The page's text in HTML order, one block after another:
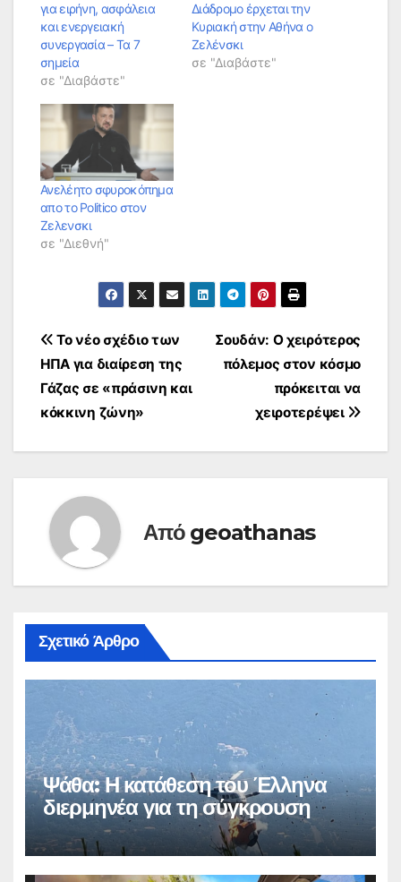
για ειρήνη, ασφάλεια
και ενεργειακή
συνεργασία – Τα 7
σημεία
σε "Διαβάστε"
Διάδρομο έρχεται την
Κυριακή στην Αθήνα ο
Ζελένσκι
σε "Διαβάστε"
Ανελέητο σφυροκόπημα
απο το Politico στον
Ζελενσκι
σε "Διεθνή"
Πλοήγηση
άρθρων
Σουδάν: Ο χειρότερος
πόλεμος στον κόσμο
πρόκειται να
χειροτερέψει
Το νέο σχέδιο των
ΗΠΑ για διαίρεση της
Γάζας σε «πράσινη και
κόκκινη ζώνη»
Από geoathanas
Σχετικό Άρθρο
Ψάθα: Η κατάθεση του Έλληνα
διερμηνέα για τη σύγκρουση